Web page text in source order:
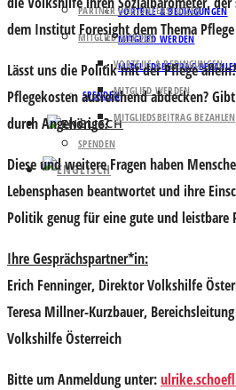
VORTEILE & BEDINGUNGEN
MITGLIED WERDEN
MITGLIEDSBEITRAG
SPENDEN
PARTNER UND UNTERSTÜTZER
MITGLIED WERDEN
VORTEILE & BEDINGUNGEN
MITGLIED WERDEN
MITGLIEDSBEITRAG BEZAHLEN
SPENDEN
dem Institut Foresight dem Thema
Lässt uns die Politik mit der Pflege
Pflegekosten ausreichend abdecken?
durch Angehörige?
Diese und weitere Fragen haben
Lebensphasen beantwortet und ihre
Politik genug für eine gute und leistbare
Ihre Gesprächspartner*in:
Erich Fenninger, Direktor Volkshilfe
Teresa Millner-Kurzbauer,
Volkshilfe Österreich
Bitte umAnmeldung unter: